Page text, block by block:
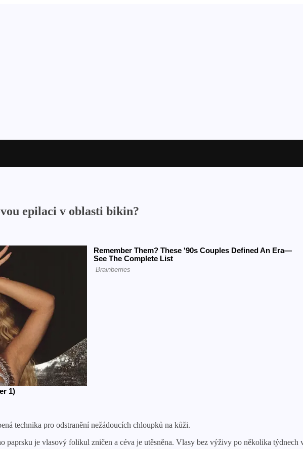
epilaci v oblasti bikin?
technika pro odstranění nežádoucích chloupků na kůži.
paprsku je vlasový folikul zničen a céva je utěsněna. Vlasy bez výživy po několika